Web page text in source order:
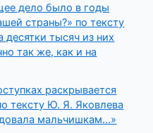
дело было в годы
страны?» по тексту
тысяч из них
так же, как и на
раскрывается
тексту Ю. Я. Яковлева
мальчишкам…»